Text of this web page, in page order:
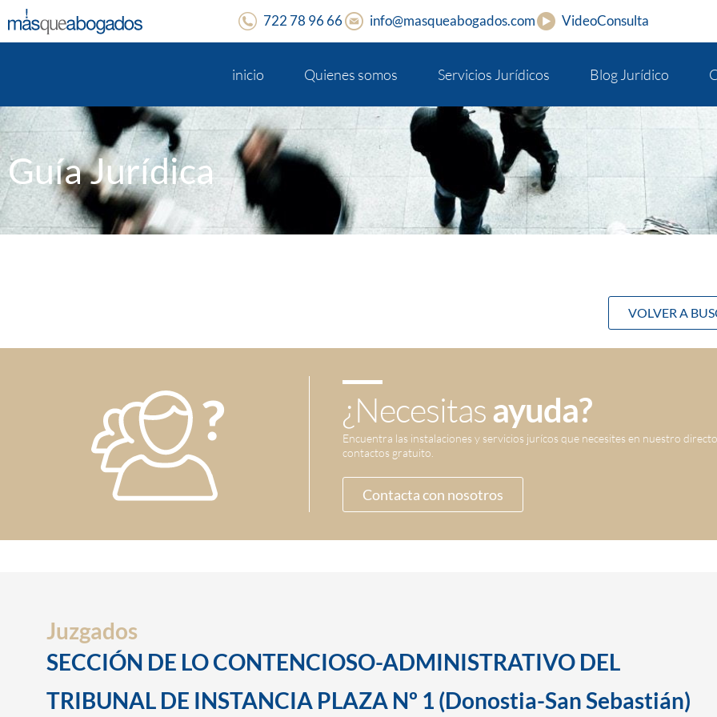
722 78 96 66 info@masqueabogados.com VideoConsulta
inicio Quienes somos Servicios Jurídicos Blog Jurídico
Guía Jurídica
VOLVER A
¿Necesitasayuda?
Encuentra las instalaciones y servicios jurícos que necesites en nuestro
contactos gratuito.
Contacta con nosotros
Juzgados
SECCIÓN DE LO CONTENCIOSO-ADMINISTRATIVO DEL
TRIBUNAL DE INSTANCIA PLAZA Nº 1 (Donostia-San Sebastián)